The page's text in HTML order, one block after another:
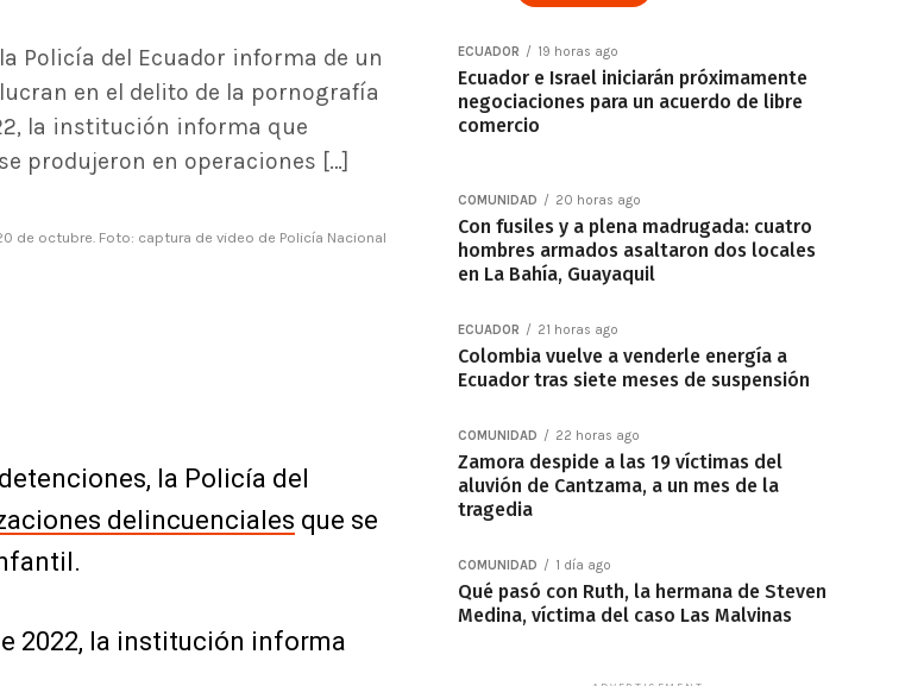
Policía del Ecuador informa de un
en el delito de la pornografía
la institución informa que
produjeron en operaciones […]
de octubre. Foto: captura de video de Policía Nacional
la Policía del
delincuenciales que se
2022, la institución informa
ECUADOR 19 horas ago
Ecuador e Israel iniciarán próximamente
negociaciones para un acuerdo de libre
comercio
COMUNIDAD 20 horas ago
Con fusiles y a plena madrugada: cuatro
hombres armados asaltaron dos locales
en La Bahía, Guayaquil
ECUADOR 21 horas ago
Colombia vuelve a venderle energía a
Ecuador tras siete meses de suspensión
COMUNIDAD 22 horas ago
Zamora despide a las 19 víctimas del
aluvión de Cantzama, a un mes de la
tragedia
COMUNIDAD 1 día ago
Qué pasó con Ruth, la hermana de Steven
Medina, víctima del caso Las Malvinas